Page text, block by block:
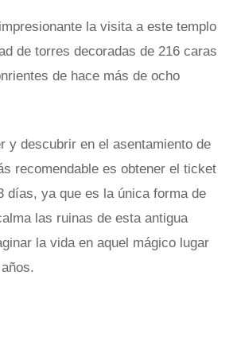
la visita a este templo
de torres decoradas de 216 caras
de hace más de ocho
y descubrir en el asentamiento de
recomendable es obtener el ticket
días, ya que es la única forma de
las ruinas de esta antigua
la vida en aquel mágico lugar